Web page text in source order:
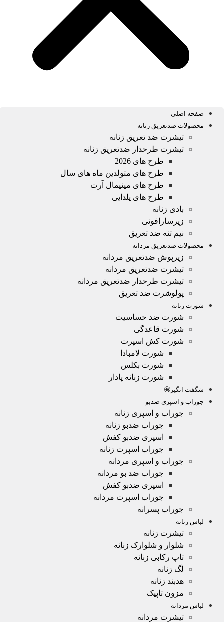
صفحه اصلی
محصولات ضدتعریق زنانه
تیشرت ضد تعریق زنانه
تیشرت طرحدار ضدتعریق زنانه
طرح های 2026
طرح های متولدین ماه های سال
طرح های مینیمال آرت
طرح های یلدایی
بادی زنانه
زیرسارافونی
نیم تنه ضد تعریق
محصولات ضدتعریق مردانه
زیرپوش ضدتعریق مردانه
تیشرت ضدتعریق مردانه
تیشرت طرحدار ضدتعریق مردانه
پولوشرت ضد تعریق
شورت زنانه
شورت ضد حساسیت
شورت قاعدگی
شورت کش اسپرت
شورت لامبادا
شورت بکلس
شورت زنانه پادار
شگفت انگیز🤩
جوراب و اسپری ضدبو
جوراب و اسپری زنانه
جوراب ضدبو زنانه
اسپری ضدبو کفش
جوراب اسپرت زنانه
جوراب و اسپری مردانه
جوراب ضد بو مردانه
اسپری ضدبو کفش
جوراب اسپرت مردانه
جوراب پسرانه
لباس زنانه
تیشرت زنانه
شلوار و شلوارک زنانه
تاپ رکابی زنانه
لگ زنانه
هدبند زنانه
مزون تاپیک
لباس مردانه
تیشرت مردانه